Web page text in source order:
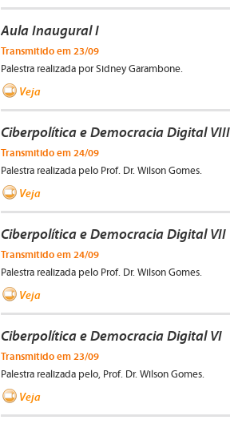
Aula Inaugural I
Transmitido em 23/09
Palestra realizada por Sidney Garambone.
Veja
Ciberpolítica e Democracia Digital VIII
Transmitido em 24/09
Palestra realizada pelo Prof. Dr. Wilson Gomes.
Veja
Ciberpolítica e Democracia Digital VII
Transmitido em 24/09
Palestra realizada pelo Prof. Dr. Wilson Gomes.
Veja
Ciberpolítica e Democracia Digital VI
Transmitido em 23/09
Palestra realizada pelo, Prof. Dr. Wilson Gomes.
Veja